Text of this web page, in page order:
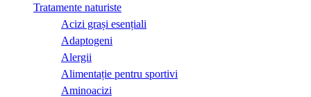
Tratamente naturiste
Acizi grași esențiali
Adaptogeni
Alergii
Alimentație pentru sportivi
Aminoacizi